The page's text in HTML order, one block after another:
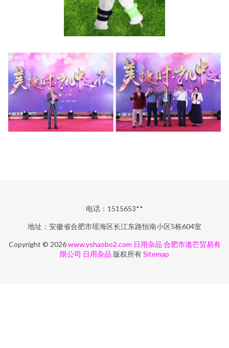
电话：1515653**
地址：安徽省合肥市瑶海区长江东路恒南小区5栋604室
Copyright © 2026www.yshaobo2.com 日用杂品 合肥市谯芒贸易有
限公司 日用杂品 版权所有Sitemap